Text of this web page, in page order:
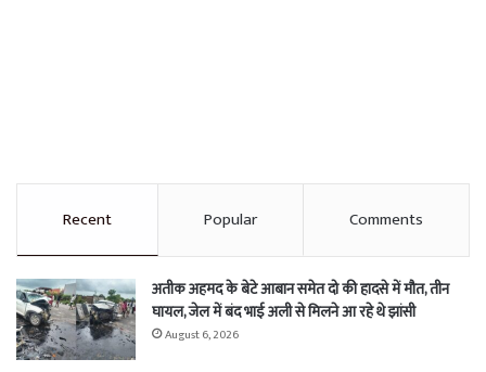
Recent Popular Comments
अतीक अहमद के बेटे आबान समेत दो की हादसे में मौत, तीन
घायल, जेल में बंद भाई अली से मिलने आ रहे थे झांसी
August 6, 2026